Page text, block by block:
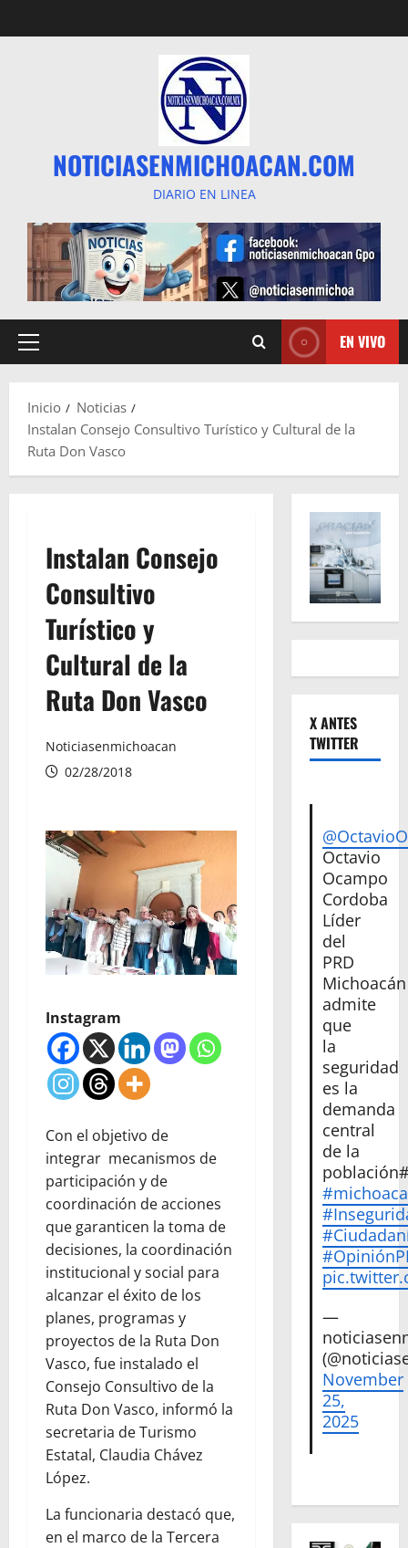
al
NOTICIASENMICHOACAN.COM
DIARIO EN LINEA
Menú
EN VIVO
Inicio
Noticias
Instalan Consejo Consultivo Turístico y Cultural de la
Ruta Don Vasco
Instalan Consejo
Consultivo
Turístico y
Cultural de la
Ruta Don Vasco
Noticiasenmichoacan
02/28/2018
Instagram
Con el objetivo de
integrar mecanismos de
participación y de
coordinación de acciones
que garanticen la toma de
decisiones, la coordinación
institucional y social para
alcanzar el éxito de los
planes, programas y
proyectos de la Ruta Don
Vasco, fue instalado el
Consejo Consultivo de la
Ruta Don Vasco, informó la
secretaria de Turismo
Estatal, Claudia Chávez
López.
La funcionaria destacó que,
en el marco de la Tercera
X ANTES
TWITTER
Octavio
Ocampo
Cordoba
Líder
del
PRD
Michoacán
admite
que
la
seguridad
es la
demanda
central
de la
—
November
25,
2025